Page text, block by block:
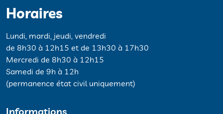
Horaires
Lundi, mardi, jeudi, vendredi
de 8h30 à 12h15 et de 13h30 à 17h30
Mercredi de 8h30 à 12h15
Samedi de 9h à 12h
(permanence état civil uniquement)
Informations